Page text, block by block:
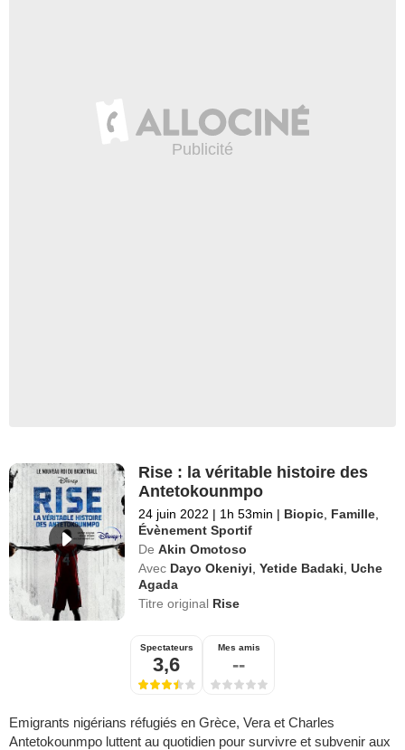
Rise : la véritable histoire des
Antetokounmpo
24 juin 2022 | 1h 53min | Biopic Famille
Évènement Sportif
De Akin Omotoso
Avec Dayo Okeniyi ,Yetide Badaki ,Uche
Agada
Titre original Rise
Spectateurs
3,6
Mes amis
--
Emigrants nigérians réfugiés en Grèce, Vera et Charles
Antetokounmpo luttent au quotidien pour survivre et subvenir aux